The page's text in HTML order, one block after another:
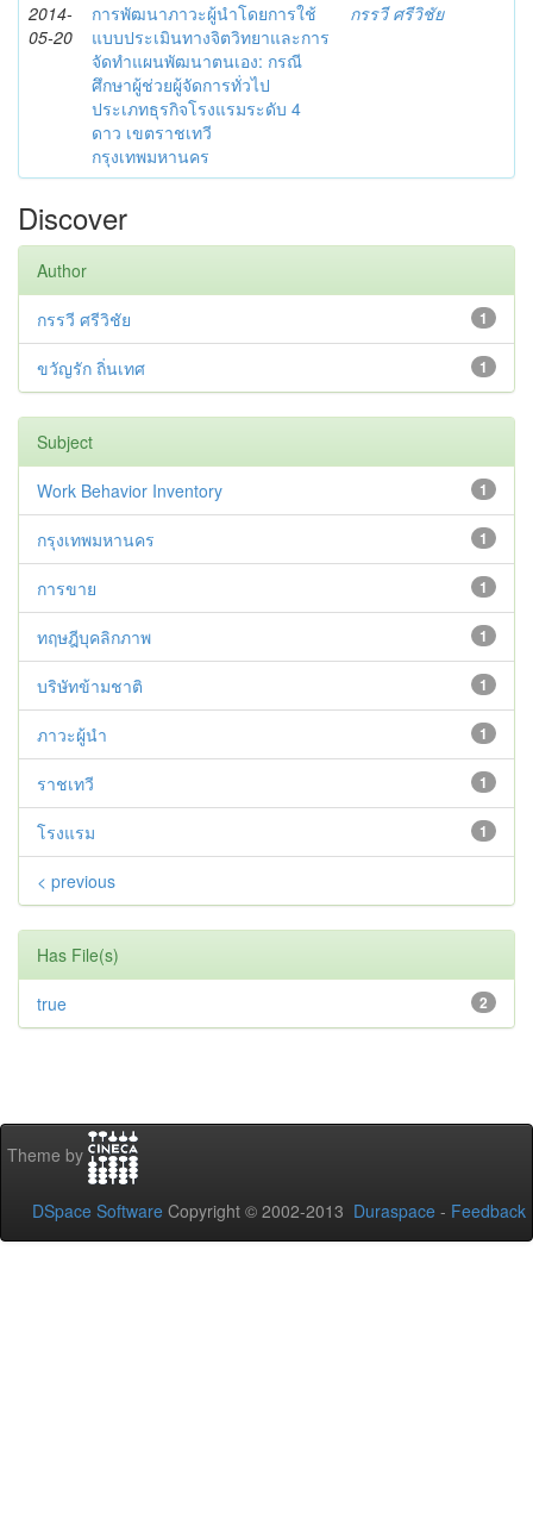
2014-
05-20
การพัฒนาภาวะผู้นำโดยการใช้
แบบประเมินทางจิตวิทยาและการ
จัดทำแผนพัฒนาตนเอง: กรณี
ศึกษาผู้ช่วยผู้จัดการทั่วไป
ประเภทธุรกิจโรงแรมระดับ 4
ดาว เขตราชเทวี
กรุงเทพมหานคร
กรรวี ศรีวิชัย
Discover
Author
1
กรรวี ศรีวิชัย
1
ขวัญรัก ถิ่นเทศ
Subject
1
Work Behavior Inventory
1
กรุงเทพมหานคร
1
การขาย
1
ทฤษฎีบุคลิกภาพ
1
บริษัทข้ามชาติ
1
ภาวะผู้นำ
1
ราชเทวี
1
โรงแรม
< previous
Has File(s)
2
true
Theme by
DSpace Software Copyright © 2002-2013 Duraspace - Feedback